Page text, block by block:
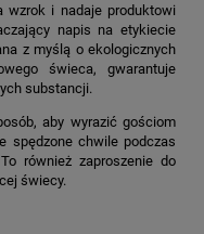
wzrok i nadaje produktowi
napis na etykiecie
z myślą o ekologicznych
świeca, gwarantuje
substancji.
aby wyrazić gościom
spędzone chwile podczas
również zaproszenie do
świecy.